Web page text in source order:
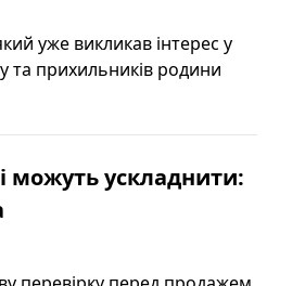
уже викликав інтерес у
та прихильників родини
можуть ускладнити: